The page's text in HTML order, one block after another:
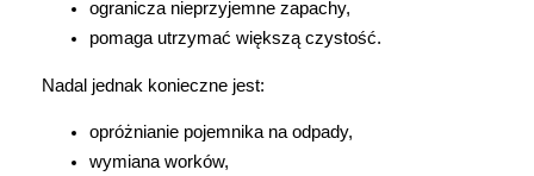
ogranicza nieprzyjemne zapachy,
pomaga utrzymać większą czystość.
Nadal jednak konieczne jest:
opróżnianie pojemnika na odpady,
wymiana worków,